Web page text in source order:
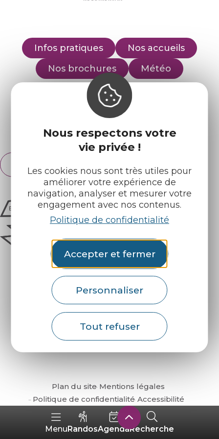
Nous respectons votre
vie privée !
Les cookies nous sont très utiles pour
améliorer votre expérience de
navigation, analyser et mesurer votre
engagement avec nos contenus.
Politique de confidentialité
Accepter et fermer
Personnaliser
Tout refuser
MenuRandosAgendaRecherche
Infos pratiques
Nos accueils
Nos brochures
Météo
Retrouvez-nous sur :
Espace pro Partenaires
Français
English
Comment venir ?
Plan du site Mentions légales
Politique de confidentialité Accessibilité